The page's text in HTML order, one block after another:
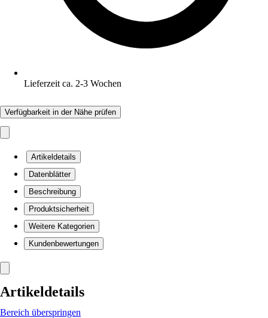
Lieferzeit ca. 2-3 Wochen
Verfügbarkeit in der Nähe prüfen
Artikeldetails
Datenblätter
Beschreibung
Produktsicherheit
Weitere Kategorien
Kundenbewertungen
Artikeldetails
Bereich überspringen